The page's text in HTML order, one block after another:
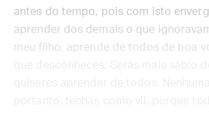
antes do tempo, pois com isto
aprender dos demais o que
meu filho, aprende de todos de boa